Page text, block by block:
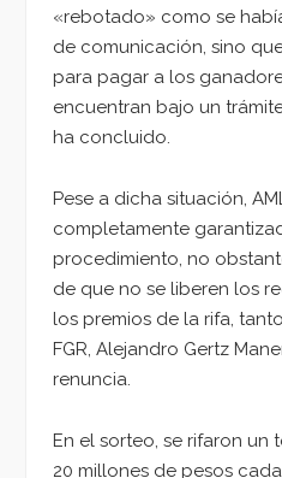
«rebotado» como se
de comunicación, sino
para pagar a los
encuentran bajo un
ha concluido.
Pese a dicha situación,
completamente
procedimiento, no
de que no se liberen los
los premios de la rifa,
FGR, Alejandro Gertz
renuncia.
En el sorteo, se rifaron un
20 millones de pesos